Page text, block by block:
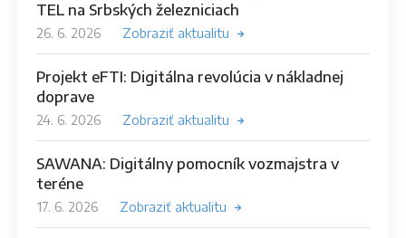
TEL na Srbských železniciach
26. 6. 2026 Zobraziť aktualitu
Projekt eFTI: Digitálna revolúcia v nákladnej
doprave
24. 6. 2026 Zobraziť aktualitu
SAWANA: Digitálny pomocník vozmajstra v
teréne
17. 6. 2026 Zobraziť aktualitu